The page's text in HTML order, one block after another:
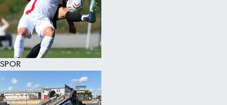
SPOR
SPOR
TEKNOLOJİ
YAŞAM